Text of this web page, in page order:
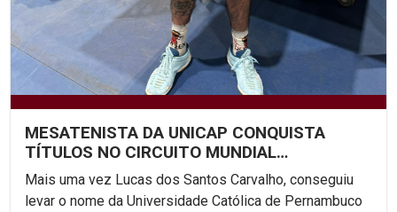
MESATENISTA DA UNICAP CONQUISTA
TÍTULOS NO CIRCUITO MUNDIAL
PARALÍMPICO
Mais uma vez Lucas dos Santos Carvalho, conseguiu
levar o nome da Universidade Católica de Pernambuco